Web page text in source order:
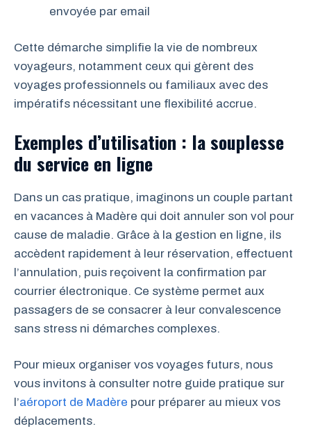
envoyée par email
Cette démarche simplifie la vie de nombreux
voyageurs, notamment ceux qui gèrent des
voyages professionnels ou familiaux avec des
impératifs nécessitant une flexibilité accrue.
Exemples d’utilisation : la souplesse
du service en ligne
Dans un cas pratique, imaginons un couple partant
en vacances à Madère qui doit annuler son vol pour
cause de maladie. Grâce à la gestion en ligne, ils
accèdent rapidement à leur réservation, effectuent
l’annulation, puis reçoivent la confirmation par
courrier électronique. Ce système permet aux
passagers de se consacrer à leur convalescence
sans stress ni démarches complexes.
Pour mieux organiser vos voyages futurs, nous
vous invitons à consulter notre guide pratique sur
l’aéroport de Madère pour préparer au mieux vos
déplacements.